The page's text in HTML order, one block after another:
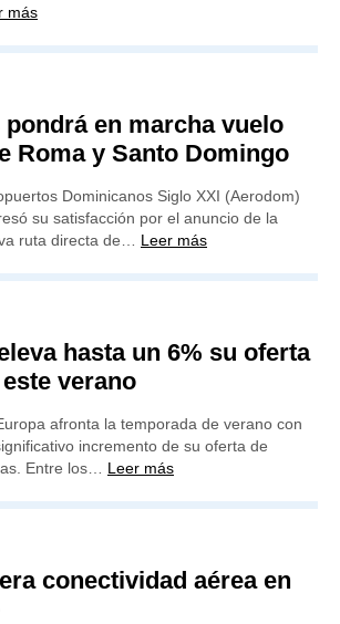
más
pondrá en marcha vuelo
Roma y Santo Domingo
Dominicanos Siglo XXI (Aerodom)
su satisfacción por el anuncio de la
ruta directa de… Leer más
hasta un 6% su oferta
verano
afronta la temporada de verano con
incremento de su oferta de
Entre los… Leer más
conectividad aérea en